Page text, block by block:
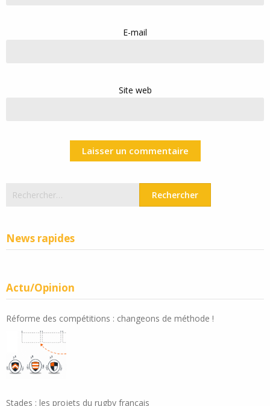
E-mail
Site web
Rechercher :
News rapides
Actu/Opinion
Réforme des compétitions : changeons de méthode !
Stades : les projets du rugby français